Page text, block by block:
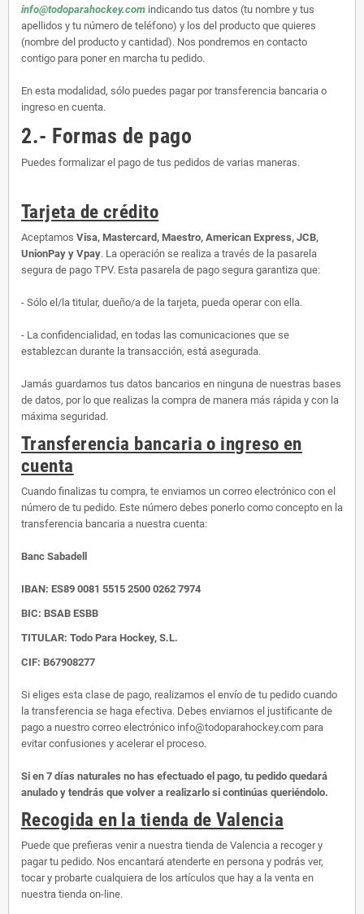
info@todoparahockey.com indicando tus datos (tu nombre y tus
apellidos y tu número de teléfono) y los del producto que quieres
(nombre del producto y cantidad). Nos pondremos en contacto
contigo para poner en marcha tu pedido.
En esta modalidad, sólo puedes pagar por transferencia bancaria o
ingreso en cuenta.
2.- Formas de pago
Puedes formalizar el pago de tus pedidos de varias maneras.
Tarjeta de crédito
Aceptamos Visa, Mastercard, Maestro, American Express, JCB,
UnionPay y Vpay. La operación se realiza a través de la pasarela
segura de pago TPV. Esta pasarela de pago segura garantiza que:
- Sólo el/la titular, dueño/a de la tarjeta, pueda operar con ella.
- La confidencialidad, en todas las comunicaciones que se
establezcan durante la transacción, está asegurada.
Jamás guardamos tus datos bancarios en ninguna de nuestras bases
de datos, por lo que realizas la compra de manera más rápida y con la
máxima seguridad.
Transferencia bancaria o ingreso en
cuenta
Cuando finalizas tu compra, te enviamos un correo electrónico con el
número de tu pedido. Este número debes ponerlo como concepto en la
transferencia bancaria a nuestra cuenta:
Banc Sabadell
IBAN: ES89 0081 5515 2500 0262 7974
BIC: BSAB ESBB
TITULAR: Todo Para Hockey, S.L.
CIF: B67908277
Si eliges esta clase de pago, realizamos el envío de tu pedido cuando
la transferencia se haga efectiva. Debes enviarnos el justificante de
pago a nuestro correo electrónico info@todoparahockey.com para
evitar confusiones y acelerar el proceso.
Si en 7 días naturales no has efectuado el pago, tu pedido quedará
anulado y tendrás que volver a realizarlo si continúas queriéndolo.
Recogida en la tienda de Valencia
Puede que prefieras venir a nuestra tienda de Valencia a recoger y
pagar tu pedido. Nos encantará atenderte en persona y podrás ver,
tocar y probarte cualquiera de los artículos que hay a la venta en
nuestra tienda on-line.